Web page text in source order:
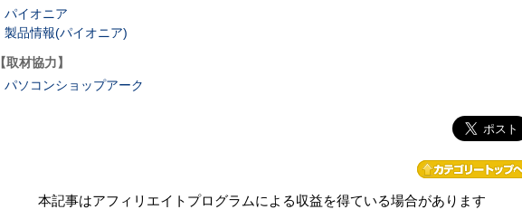
パイオニア
製品情報(パイオニア)
【取材協力】
パソコンショップアーク
本記事はアフィリエイトプログラムによる収益を得ている場合があります